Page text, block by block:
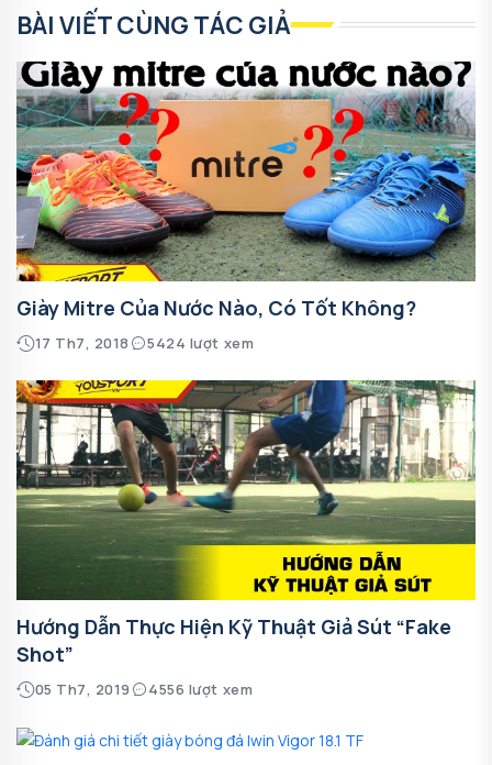
BÀI VIẾT CÙNG TÁC GIẢ
Giày Mitre Của Nước Nào, Có Tốt Không?
17 Th7, 2018 5424 lượt xem
Hướng Dẫn Thực Hiện Kỹ Thuật Giả Sút “Fake
Shot”
05 Th7, 2019 4556 lượt xem